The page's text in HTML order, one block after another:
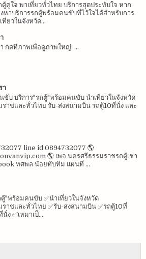
ตู้คู่ใจ พาเที่ยวทั่วไทย บริการสุดประทับใจ หาก
หาบริการรถตู้พร้อมคนขับที่ไว้ใจได้สำหรับการ
ที่ยวในจังหวัด...
กดที่ภาพเพื่อดูภาพใหญ่: ...
า
ขับ บริการ"รถตู้"พร้อมคนขับ นำเที่ยวในจังหวัด
ราชและทั่วไทย รับ-ส่งสนามบิน รถตู้10ที่นั่ง และ
line id 0894732077 🌎
🌎 เพจ นครศรีธรรมราชรถตู้เช่า
ทศพล น้อยทับทิม แผนที่ ...
ตู้"พร้อมคนขับ ✅นำเที่ยวในจังหวัด
าชและทั่วไทย ✅รับ-ส่งสนามบิน ✅รถตู้10ที่
ง ✅เหมาเป็...